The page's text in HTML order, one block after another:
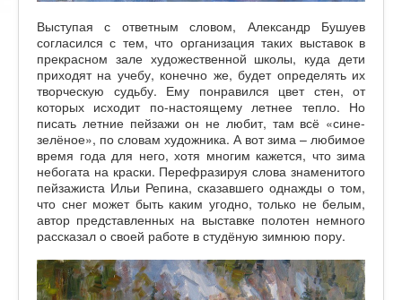
Выступая с ответным словом, Александр Бушуев
согласился с тем, что организация таких выставок в
прекрасном зале художественной школы, куда дети
приходят на учебу, конечно же, будет определять их
творческую судьбу. Ему понравился цвет стен, от
которых исходит по-настоящему летнее тепло. Но
писать летние пейзажи он не любит, там всё «сине-
зелёное», по словам художника. А вот зима – любимое
время года для него, хотя многим кажется, что зима
небогата на краски. Перефразируя слова знаменитого
пейзажиста Ильи Репина, сказавшего однажды о том,
что снег может быть каким угодно, только не белым,
автор представленных на выставке полотен немного
рассказал о своей работе в студёную зимнюю пору.